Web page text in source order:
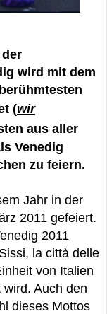
wird mit dem
(wir
aus aller
Venedig
zu feiern.
Jahr in der
2011 gefeiert.
2011
la città delle
von Italien
Auch den
dieses Mottos